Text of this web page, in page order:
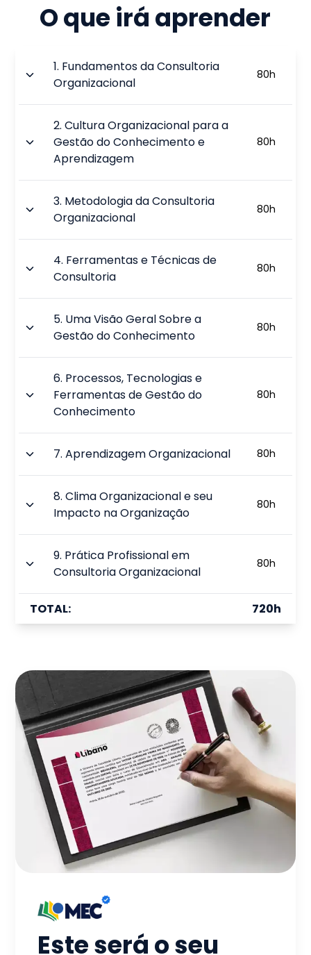
O que irá aprender
1. Fundamentos da Consultoria
Organizacional
80h
2.Cultura Organizacional para a
Gestão do Conhecimento e
Aprendizagem
80h
3. Metodologia da Consultoria
Organizacional
80h
4. Ferramentas e Técnicas de
Consultoria
80h
5. Uma Visão Geral Sobre a
Gestão do Conhecimento
80h
6. Processos, Tecnologias e
Ferramentas de Gestão do
Conhecimento
80h
7.Aprendizagem Organizacional 80h
8.Clima Organizacional e seu
Impacto na Organização
80h
9. Prática Profissional em
Consultoria Organizacional
80h
TOTAL: 720h
Este será o seu